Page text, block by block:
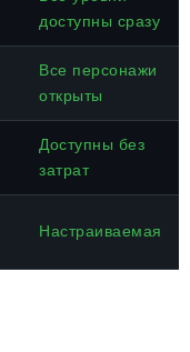
доступны сразу
Все персонажи
открыты
Доступны без
затрат
Настраиваемая